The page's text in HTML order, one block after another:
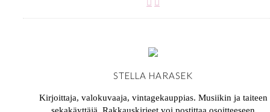
STELLA HARASEK
Kirjoittaja, valokuvaaja, vintagekauppias. Musiikin ja taiteen